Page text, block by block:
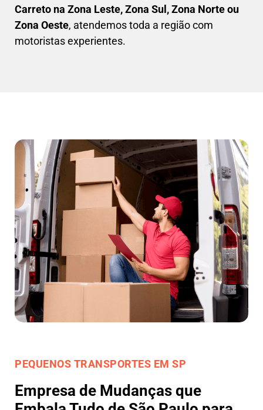
Carreto na Zona Leste, Zona Sul, Zona Norte ou
Zona Oeste, atendemos toda a região com
motoristas experientes.
PEQUENOS TRANSPORTES EM SP
Empresa de Mudanças que